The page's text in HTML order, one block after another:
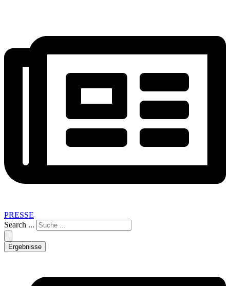
PRESSE
Search ...
Ergebnisse